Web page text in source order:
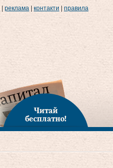
реклама контакти правила
Читай
бесплатно!